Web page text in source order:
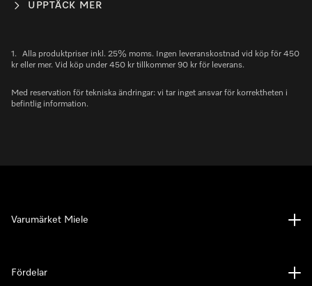
UPPTÄCK MER
1.
Alla produktpriser inkl. 25% moms. Ingen leveranskostnad vid köp för 450
kr eller mer. Vid köp under 450 kr tillkommer 90 kr för leverans.
Med reservation för tekniska ändringar: vi tar inget ansvar för korrektheten i
befintlig information.
Varumärket Miele
Fördelar